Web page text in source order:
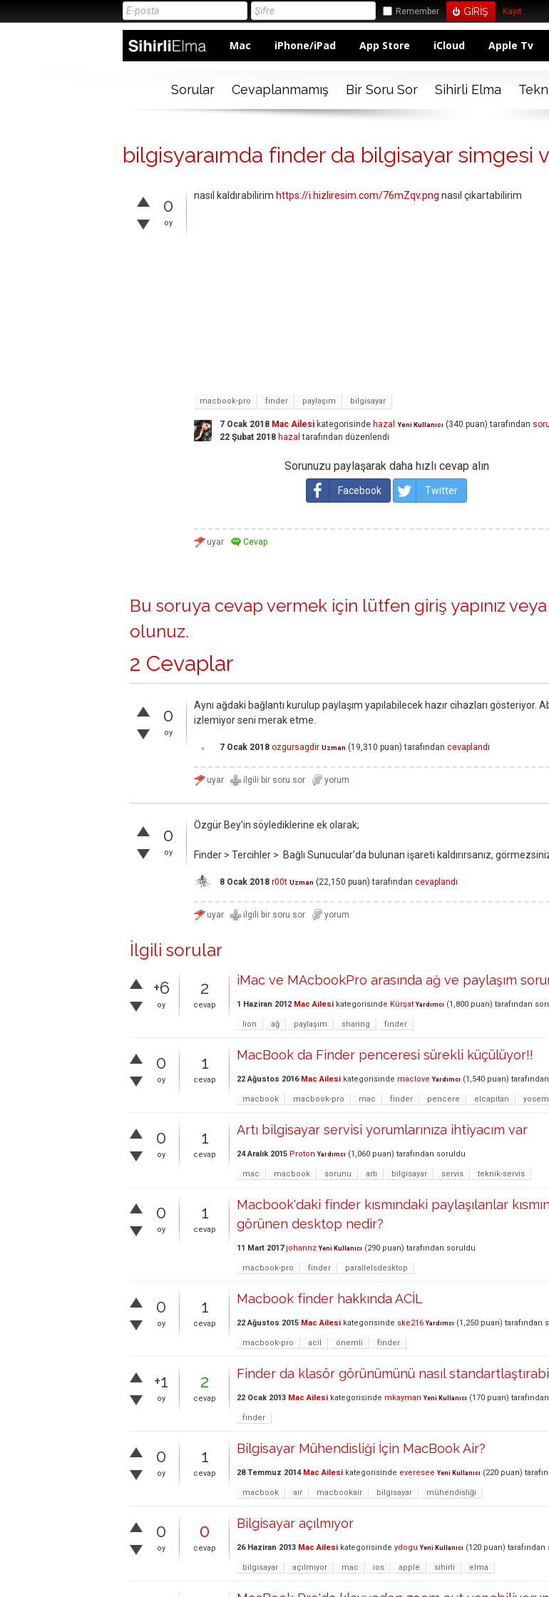
Remember Kayıt
Mac iPhone/iPad App Store iCloud Apple Tv
Sorular Cevaplanmamış Bir Soru Sor Sihirli Elma
bilgisyaraımda finder da bilgisayar simgesi
0
oy
nasıl kaldırabilirim https://i.hizliresim.com/76mZqv.png nasıl çıkartabilirim
macbook-pro finder paylaşım bilgisayar
7 Ocak 2018 Mac Ailesi kategorisinde hazal Yeni Kullanıcı (340 puan) tarafından
22 Şubat 2018 hazal tarafından düzenlendi
Sorunuzu paylaşarak daha hızlı cevap alın
Facebook Twitter
Bu soruya cevap vermek için lütfen giriş yapınız veya
olunuz.
2 Cevaplar
0
oy
Aynı ağdaki bağlantı kurulup paylaşım yapılabilecek hazır cihazları gösteriyor.
izlemiyor seni merak etme.
7 Ocak 2018 ozgursagdir Uzman (19,310 puan) tarafından cevaplandı
0
oy
Özgür Bey'in söylediklerine ek olarak;
Finder > Tercihler > Bağlı Sunucular'da bulunan işareti kaldırırsanız,
8 Ocak 2018 r00t Uzman (22,150 puan) tarafından cevaplandı
İlgili sorular
+6
oy
2
cevap
iMac ve MAcbookPro arasında ağ ve paylaşım
1 Haziran 2012 Mac Ailesi kategorisinde Kürşat Yardımcı (1,800 puan) tarafından
lion ağ paylaşım sharing finder
0
oy
1
cevap
MacBook da Finder penceresi sürekli küçülüyor!!
22 Ağustos 2016 Mac Ailesi kategorisinde maclove Yardımcı (1,540 puan) tarafından
macbook macbook-pro mac finder pencere elcapitan
0
oy
1
cevap
Artı bilgisayar servisi yorumlarınıza ihtiyacım var
24 Aralık 2015 Proton Yardımcı (1,060 puan) tarafından soruldu
mac macbook sorunu artı bilgisayar servis teknik-servis
0
oy
1
cevap
Macbook'daki finder kısmındaki paylaşılanlar
görünen desktop nedir?
11 Mart 2017 johannz Yeni Kullanıcı (290 puan) tarafından soruldu
macbook-pro finder parallelsdesktop
0
oy
1
cevap
Macbook finder hakkında ACİL
22 Ağustos 2015 Mac Ailesi kategorisinde ske216 Yardımcı (1,250 puan) tarafından
macbook-pro acil önemli finder
+1
oy
2
cevap
Finder da klasör görünümünü nasıl
22 Ocak 2013 Mac Ailesi kategorisinde mkayman Yeni Kullanıcı (170 puan) tarafından
finder
0
oy
1
cevap
Bilgisayar Mühendisliği İçin MacBook Air?
28 Temmuz 2014 Mac Ailesi kategorisinde everesee Yeni Kullanıcı (220 puan)
macbook air macbookair bilgisayar mühendisliği
0
oy
0
cevap
Bilgisayar açılmıyor
26 Haziran 2013 Mac Ailesi kategorisinde ydogu Yeni Kullanıcı (120 puan) tarafından
bilgisayar açılmıyor mac ios apple sihirli elma